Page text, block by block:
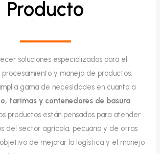
Producto
soluciones especializadas para el
procesamiento y manejo de productos,
gama de necesidades en cuanto a
tarimas y contenedores de basura
productos están pensados para atender
del sector agrícola, pecuario y de otras
de mejorar la logística y el manejo